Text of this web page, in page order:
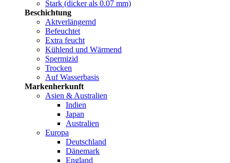
Stark (dicker als 0.07 mm)
Beschichtung
Aktverlängernd
Befeuchtet
Extra feucht
Kühlend und Wärmend
Spermizid
Trocken
Auf Wasserbasis
Markenherkunft
Asien & Australien
Indien
Japan
Australien
Europa
Deutschland
Dänemark
England